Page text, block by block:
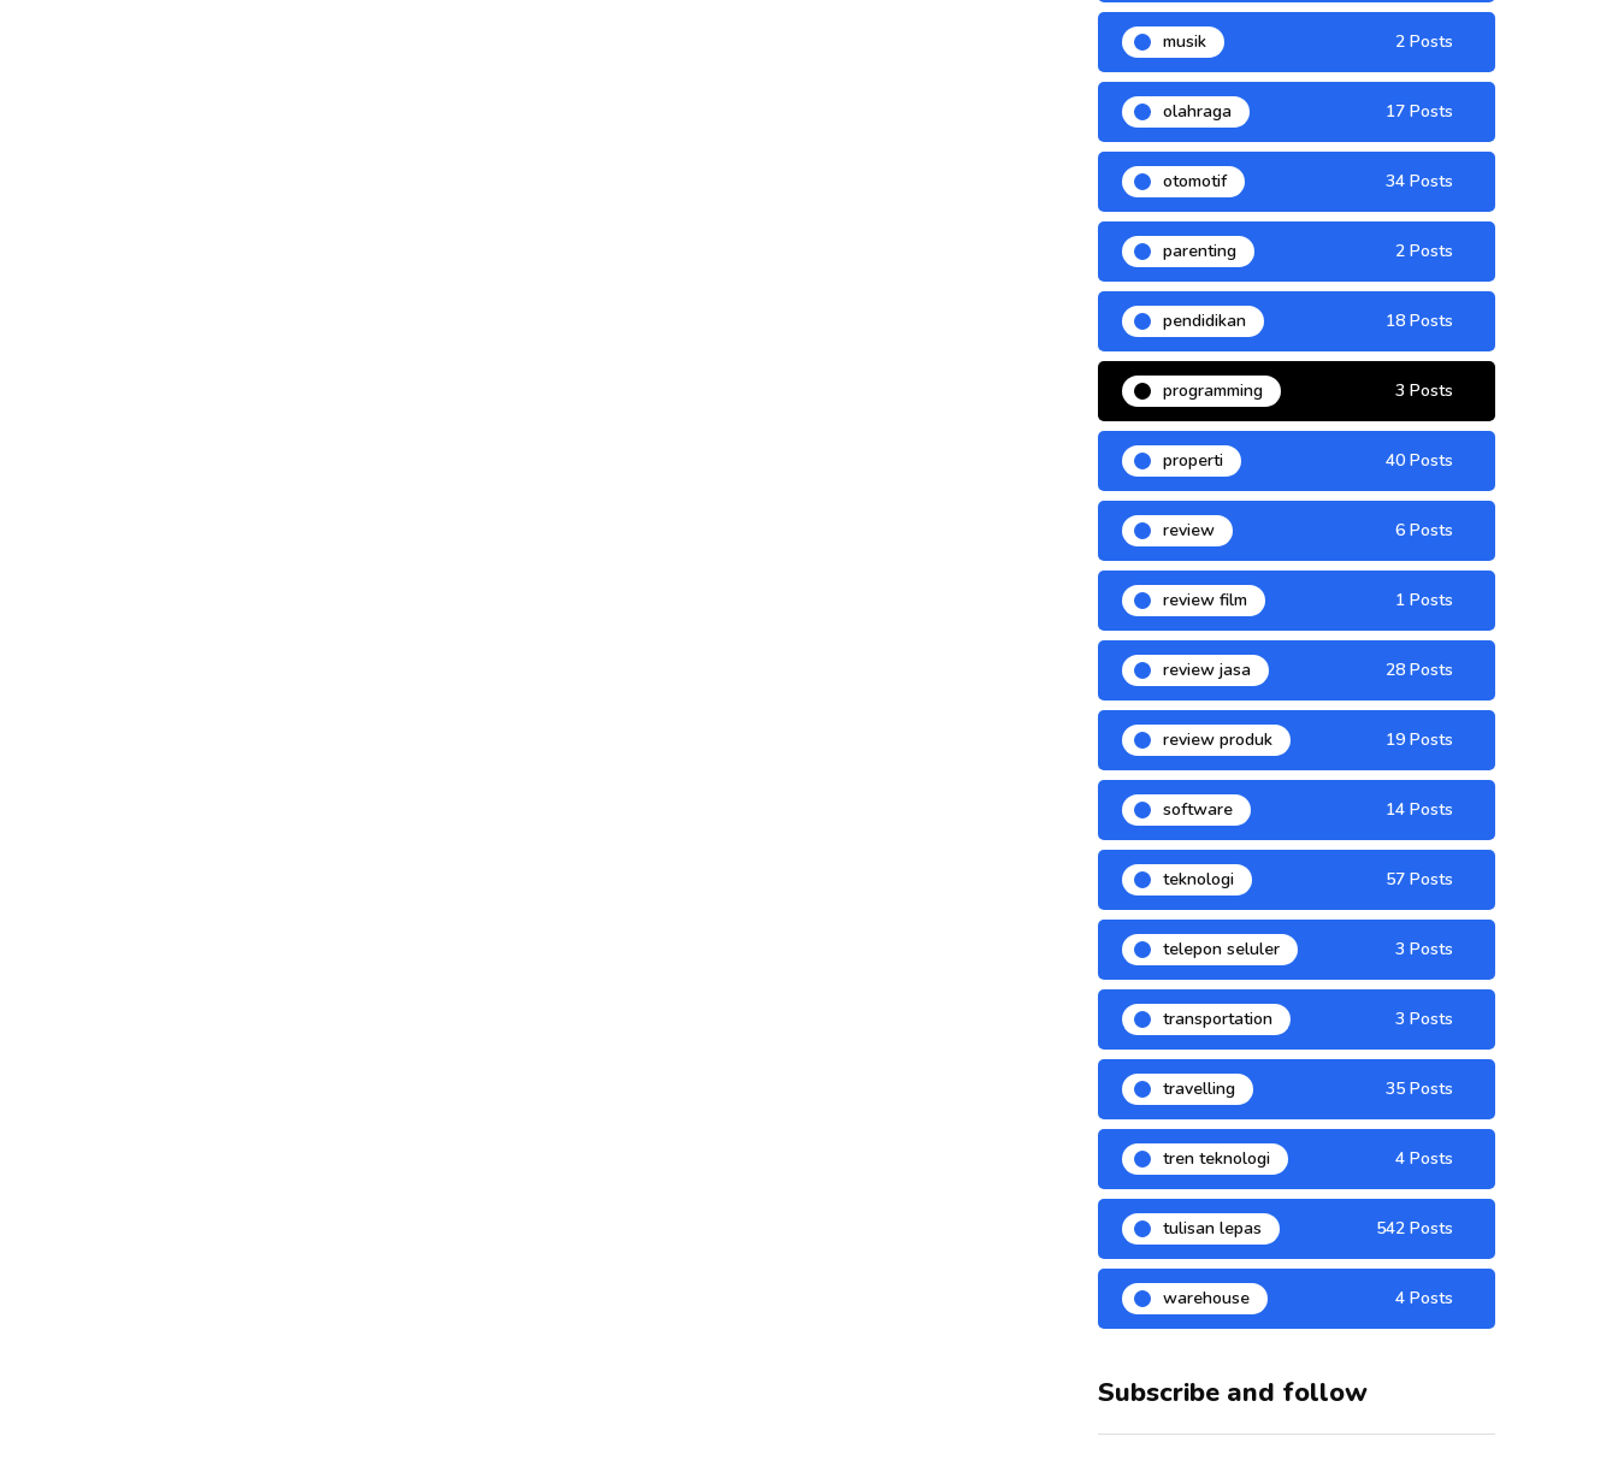
musik 2 Posts
olahraga 17 Posts
otomotif 34 Posts
parenting 2 Posts
pendidikan 18 Posts
programming 3 Posts
properti 40 Posts
review 6 Posts
review film 1 Posts
review jasa 28 Posts
review produk 19 Posts
software 14 Posts
teknologi 57 Posts
telepon seluler 3 Posts
transportation 3 Posts
travelling 35 Posts
tren teknologi 4 Posts
tulisan lepas 542 Posts
warehouse 4 Posts
Subscribe and follow